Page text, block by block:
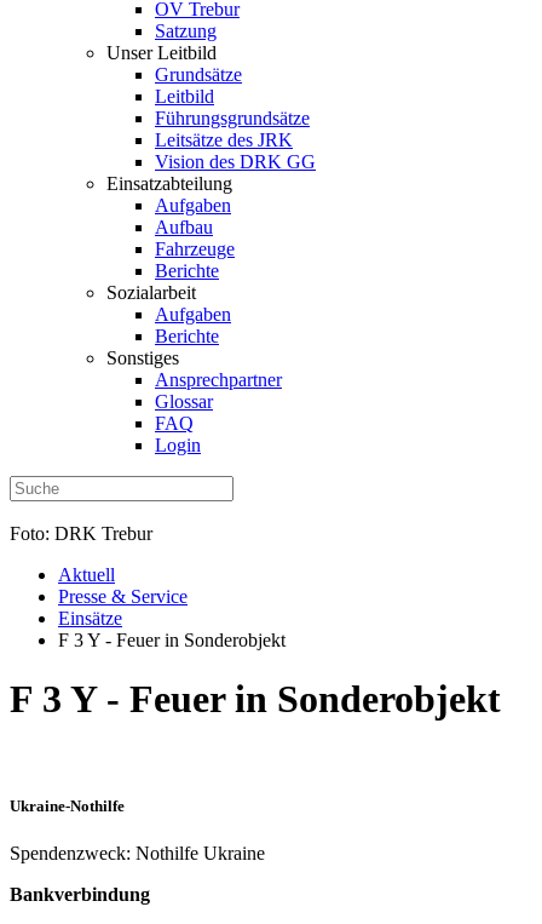
OV Trebur
Satzung
Unser Leitbild
Grundsätze
Leitbild
Führungsgrundsätze
Leitsätze des JRK
Vision des DRK GG
Einsatzabteilung
Aufgaben
Aufbau
Fahrzeuge
Berichte
Sozialarbeit
Aufgaben
Berichte
Sonstiges
Ansprechpartner
Glossar
FAQ
Login
Foto: DRK Trebur
Aktuell
Presse & Service
Einsätze
F 3 Y - Feuer in Sonderobjekt
F 3 Y - Feuer in Sonderobjekt
Ukraine-Nothilfe
Spendenzweck: Nothilfe Ukraine
Bankverbindung